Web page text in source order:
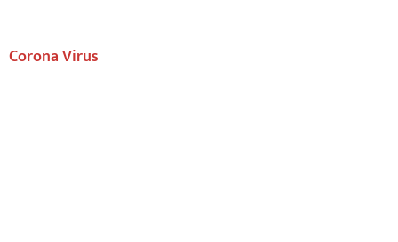
Corona Virus